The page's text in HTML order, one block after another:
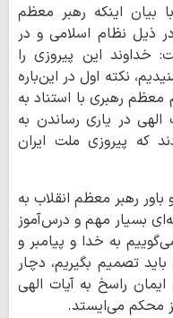
بیان اینکه رهبر معظم
ذیل نظام اسلامی و در
این پیروزی را
نکته اول در این‌باره
معظم رهبری با استناد به
الهی در یاری رساندن به
که پیروزی ملت ایران
رهبر معظم انقلاب به
بسیار مهم و درس‌آموز
به خدا و پیامبر و
باید تصمیم بگیریم، دچار
راسخ به آیات الهی
محکم می‌ایستد.